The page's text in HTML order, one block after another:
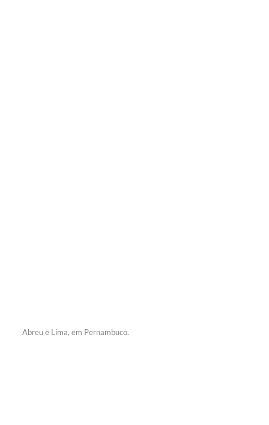
Abreu e Lima, em Pernambuco.